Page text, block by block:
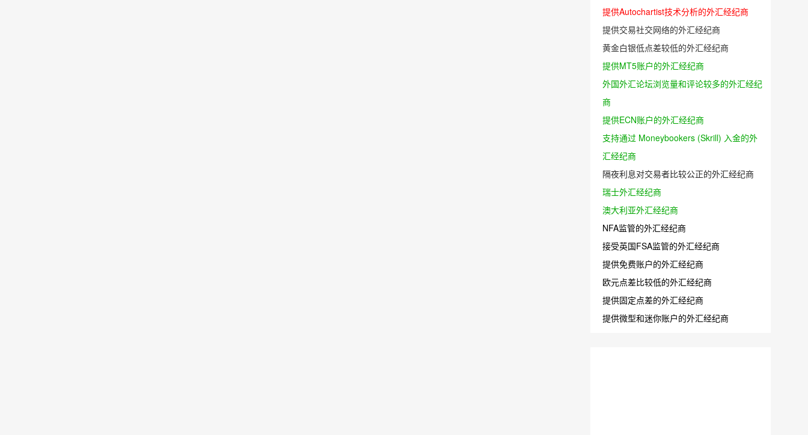
提供Autochartist技术分析的外汇经纪商
提供交易社交网络的外汇经纪商
黄金白银低点差较低的外汇经纪商
提供MT5账户的外汇经纪商
外国外汇论坛浏览量和评论较多的外汇经纪
商
提供ECN账户的外汇经纪商
支持通过 Moneybookers (Skrill) 入金的外
汇经纪商
隔夜利息对交易者比较公正的外汇经纪商
瑞士外汇经纪商
澳大利亚外汇经纪商
NFA监管的外汇经纪商
接受英国FSA监管的外汇经纪商
提供免费账户的外汇经纪商
欧元点差比较低的外汇经纪商
提供固定点差的外汇经纪商
提供微型和迷你账户的外汇经纪商